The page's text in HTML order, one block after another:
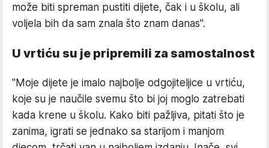
može biti spreman pustiti dijete, čak i u školu, ali
voljela bih da sam znala što znam danas".
U vrtiću su je pripremili za samostalnost
"Moje dijete je imalo najbolje odgojiteljice u vrtiću,
koje su je naučile svemu što bi joj moglo zatrebati
kada krene u školu. Kako biti pažljiva, pitati što je
zanima, igrati se jednako sa starijom i manjom